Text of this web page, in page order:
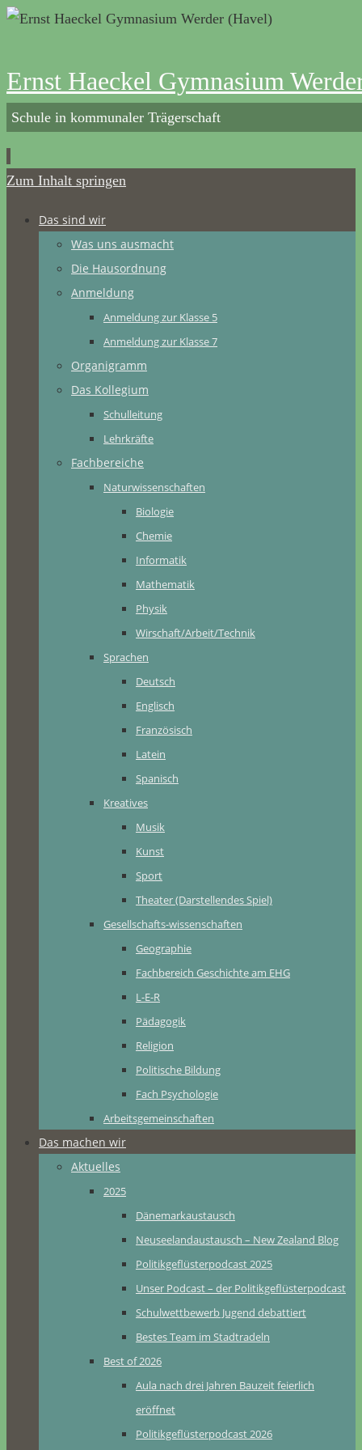
Ernst Haeckel Gymnasium
Schule in kommunaler Trägerschaft
Zum Inhalt springen
Das sind wir
Was uns ausmacht
Die Hausordnung
Anmeldung
Anmeldung zur Klasse 5
Anmeldung zur Klasse 7
Organigramm
Das Kollegium
Schulleitung
Lehrkräfte
Fachbereiche
Naturwissenschaften
Biologie
Chemie
Informatik
Mathematik
Physik
Wirschaft/Arbeit/Technik
Sprachen
Deutsch
Englisch
Französisch
Latein
Spanisch
Kreatives
Musik
Kunst
Sport
Theater (Darstellendes Spiel)
Gesellschafts-wissenschaften
Geographie
Fachbereich Geschichte am EHG
L-E-R
Pädagogik
Religion
Politische Bildung
Fach Psychologie
Arbeitsgemeinschaften
Das machen wir
Aktuelles
2025
Dänemarkaustausch
Neuseelandaustausch – New Zealand Blog
Politikgeflüsterpodcast 2025
Unser Podcast – der Politikgeflüsterpodcast
Schulwettbewerb Jugend debattiert
Bestes Team im Stadtradeln
Best of 2026
Aula nach drei Jahren Bauzeit feierlich
eröffnet
Politikgeflüsterpodcast 2026